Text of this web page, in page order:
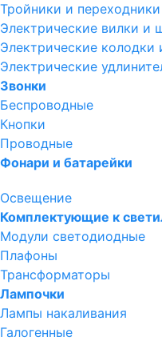
Тройники и
Электрические вилки и
Электрические колодки
Электрические
Звонки
Беспроводные
Кнопки
Проводные
Фонари и батарейки
Освещение
Комплектующие к
Модули светодиодные
Плафоны
Трансформаторы
Лампочки
Лампы накаливания
Галогенные